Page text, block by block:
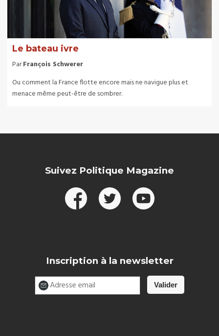
Le bateau ivre
ParFrançois Schwerer
Ou comment la France flotte encore mais ne navigue plus et
menace même peut-être de sombrer.
Suivez Politique Magazine
Inscription à la newsletter